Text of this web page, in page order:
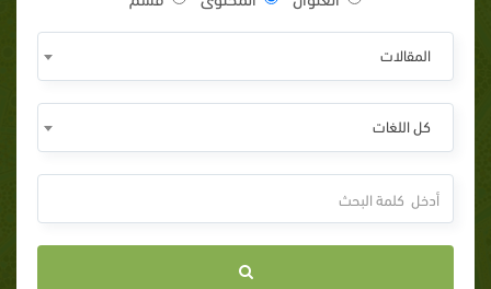
المقالات
كل اللغات